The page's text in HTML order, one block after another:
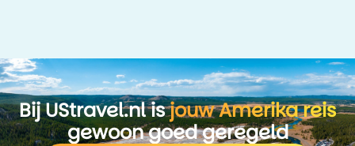
Bij UStravel.nl isjouw Amerika reis
gewoon goed geregeld